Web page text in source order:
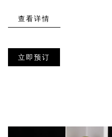
查看详情
立即预订